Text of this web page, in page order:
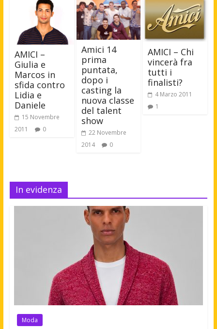
AMICI –
Giulia e
Marcos in
sfida contro
Lidia e
Daniele
15 Novembre
2011
0
Amici 14
prima
puntata,
dopo i
casting la
nuova classe
del talent
show
22 Novembre
2014
0
AMICI – Chi
vincerà fra
tutti i
finalisti?
4 Marzo 2011
1
In evidenza
Moda